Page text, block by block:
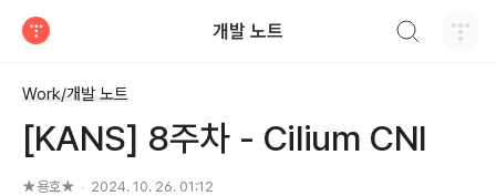
개발 노트
Work/개발 노트
[KANS] 8주차 - Cilium CNI
★용호★ 2024. 10. 26. 01:12